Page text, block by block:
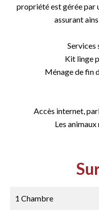
propriété est gérée par
assurant
Services
Kit linge
Ménage de fin
Accès internet,
Les
1 Chambre